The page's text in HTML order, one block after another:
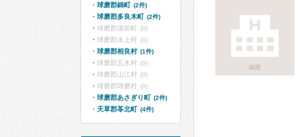
病院
球磨郡錦町 (2件)
球磨郡多良木町 (2件)
球磨郡湯前町 (0)
球磨郡水上村 (0)
球磨郡相良村 (1件)
球磨郡五木村 (0)
球磨郡山江村 (0)
球磨郡球磨村 (0)
球磨郡あさぎり町 (2件)
天草郡苓北町 (4件)